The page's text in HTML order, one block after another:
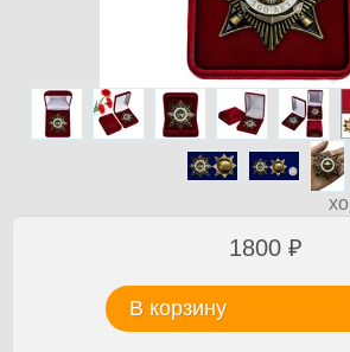
1800 ₽
В корзину